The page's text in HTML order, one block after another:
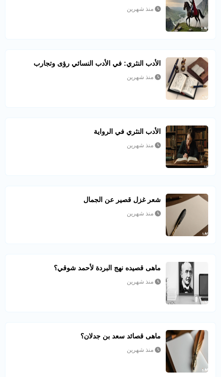
منذ شهرين
الأدب النثري: في الأدب النسائي رؤى وتجارب
منذ شهرين
الأدب النثري في الرواية
منذ شهرين
شعر غزل قصير عن الجمال
منذ شهرين
ماهى قصيده نهج البردة لأحمد شوقي؟
منذ شهرين
ماهى قصائد سعد بن جدلان؟
منذ شهرين